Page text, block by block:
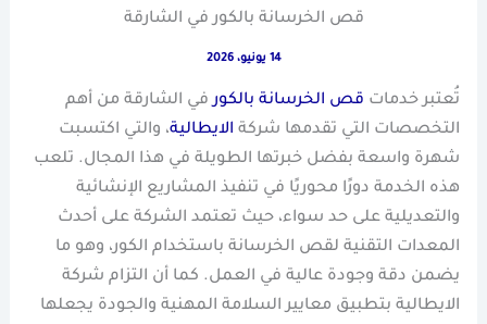
قص الخرسانة بالكور في الشارقة
14 يونيو، 2026
تُعتبر خدمات قص الخرسانة بالكورفي الشارقة من أهم
التخصصات التي تقدمها شركة الايطالية، والتي اكتسبت
شهرة واسعة بفضل خبرتها الطويلة في هذا المجال. تلعب
هذه الخدمة دورًا محوريًا في تنفيذ المشاريع الإنشائية
والتعديلية على حد سواء، حيث تعتمد الشركة على أحدث
المعدات التقنية لقص الخرسانة باستخدام الكور، وهو ما
يضمن دقة وجودة عالية في العمل. كما أن التزام شركة
الايطالية بتطبيق معايير السلامة المهنية والجودة يجعلها